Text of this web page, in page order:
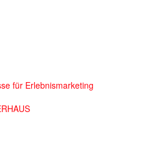
für Erlebnismarketing